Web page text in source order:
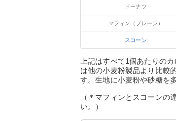
ドーナツ
マフィン（プレーン）
スコーン
上記はすべて1個あたりの
は他の小麦粉製品より比較
す。生地に小麦粉や砂糖を
（＊マフィンとスコーン
い。）